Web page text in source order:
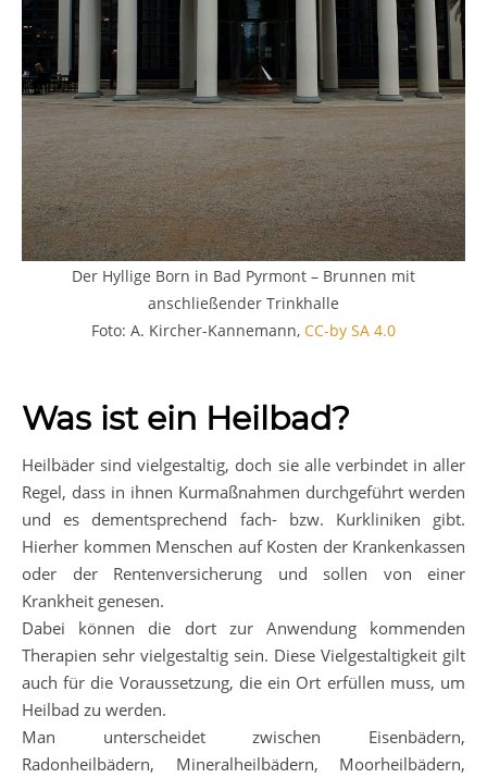
Der Hyllige Born in Bad Pyrmont – Brunnen mit
anschließender Trinkhalle
Foto: A. Kircher-Kannemann, CC-by SA 4.0
Was ist ein Heilbad?
Heilbäder sind vielgestaltig, doch sie alle verbindet in aller
Regel, dass in ihnen Kurmaßnahmen durchgeführt werden
und es dementsprechend fach- bzw. Kurkliniken gibt.
Hierher kommen Menschen auf Kosten der Krankenkassen
oder der Rentenversicherung und sollen von einer
Krankheit genesen.
Dabei können die dort zur Anwendung kommenden
Therapien sehr vielgestaltig sein. Diese Vielgestaltigkeit gilt
auch für die Voraussetzung, die ein Ort erfüllen muss, um
Heilbad zu werden.
Man unterscheidet zwischen Eisenbädern,
Radonheilbädern, Mineralheilbädern, Moorheilbädern,